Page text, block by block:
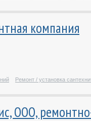
компания
Ремонт / установка
ООО,